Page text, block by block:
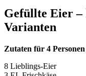
Gefüllte Eier –
Varianten
Zutaten für 4 Personen
8 Lieblings-Eier